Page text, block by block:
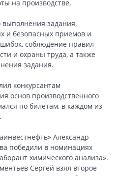
на производстве.
выполнения задания,
и безопасных приемов и
шибок, соблюдение правил
и охраны труда, а также
задания.
конкурсантам
основ производственного
по билетам, в каждом из
Александр
победили в номинациях
химического анализа».
Сергей взял второе